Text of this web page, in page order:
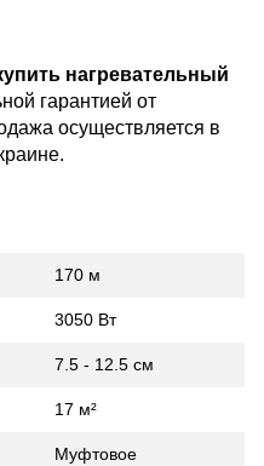
нагревательный
гарантией от
осуществляется в
170 м
3050 Вт
7.5 - 12.5 см
17 м²
Муфтовое